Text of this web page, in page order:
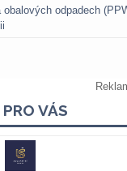
odpadech